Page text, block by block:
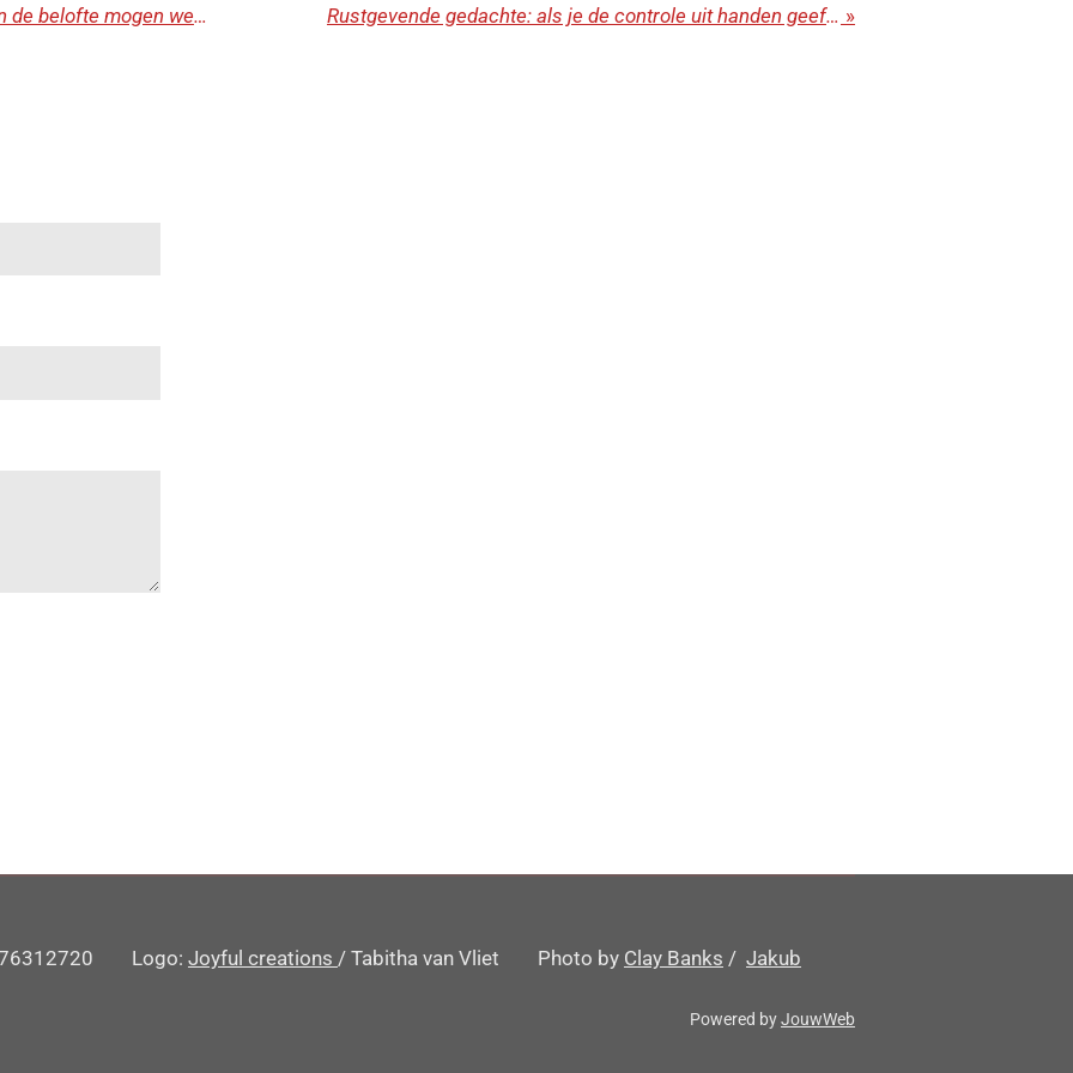
Verzegeld met de Heilige Geest van de belofte mogen we het echte leven leven en doorgeven. Rustgevende gedachte: als je de controle uit handen geeft, baant God voor jou de weg. »
Logo: Joyful creations / Tabitha van Vliet Photo by Clay Banks / Jakub
Powered byJouwWeb